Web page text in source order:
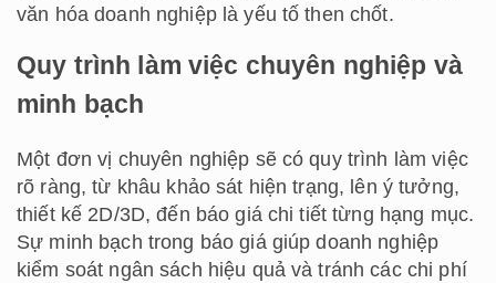
văn hóa doanh nghiệp là yếu tố then chốt.
Quy trình làm việc chuyên nghiệp và
minh bạch
Một đơn vị chuyên nghiệp sẽ có quy trình làm việc
rõ ràng, từ khâu khảo sát hiện trạng, lên ý tưởng,
thiết kế 2D/3D, đến báo giá chi tiết từng hạng mục.
Sự minh bạch trong báo giá giúp doanh nghiệp
kiểm soát ngân sách hiệu quả và tránh các chi phí